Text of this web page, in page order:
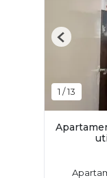
1 /13
Previous